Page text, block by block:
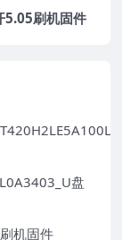
5.05刷机固件
盘
机固件